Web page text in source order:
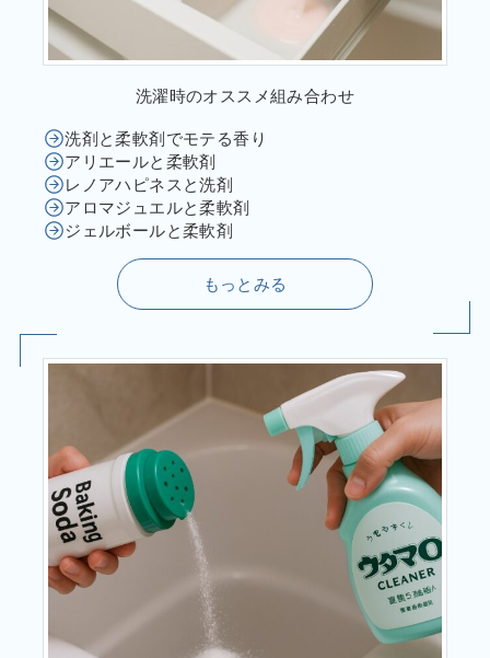
洗濯時のオススメ組み合わせ
洗剤と柔軟剤でモテる香り
アリエールと柔軟剤
レノアハピネスと洗剤
アロマジュエルと柔軟剤
ジェルボールと柔軟剤
もっとみる